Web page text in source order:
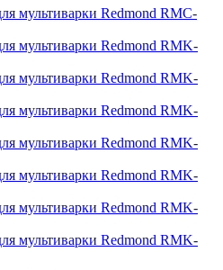
мультиварки Redmond RMC-
мультиварки Redmond RMK-
мультиварки Redmond RMK-
мультиварки Redmond RMK-
мультиварки Redmond RMK-
мультиварки Redmond RMK-
мультиварки Redmond RMK-
мультиварки Redmond RMK-